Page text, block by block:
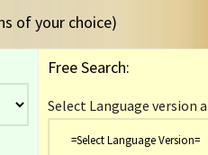
of your choice)
Free Search:
Select Language version